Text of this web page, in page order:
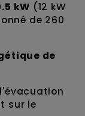
kW (12 kW
de 260
de
sur le